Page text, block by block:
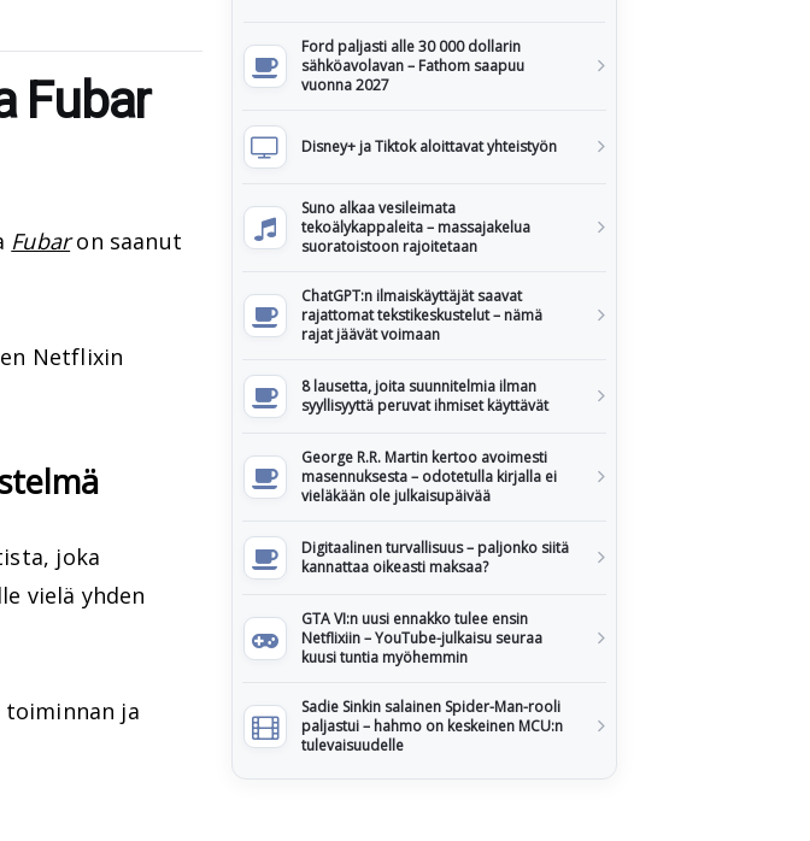
Fubar
Fubaron saanut
Netflixin
joka
vielä yhden
toiminnan ja
Ford paljasti alle 30 000 dollarin
sähköavolavan – Fathom saapuu
vuonna 2027
Disney+ ja Tiktok aloittavat yhteistyön
Suno alkaa vesileimata
tekoälykappaleita – massajakelua
suoratoistoon rajoitetaan
ChatGPT:n ilmaiskäyttäjät saavat
rajattomat tekstikeskustelut – nämä
rajat jäävät voimaan
8 lausetta, joita suunnitelmia ilman
syyllisyyttä peruvat ihmiset käyttävät
George R.R. Martin kertoo avoimesti
masennuksesta – odotetulla kirjalla ei
vieläkään ole julkaisupäivää
Digitaalinen turvallisuus – paljonko siitä
kannattaa oikeasti maksaa?
GTA VI:n uusi ennakko tulee ensin
Netflixiin – YouTube-julkaisu seuraa
kuusi tuntia myöhemmin
Sadie Sinkin salainen Spider-Man-rooli
paljastui – hahmo on keskeinen MCU:n
tulevaisuudelle